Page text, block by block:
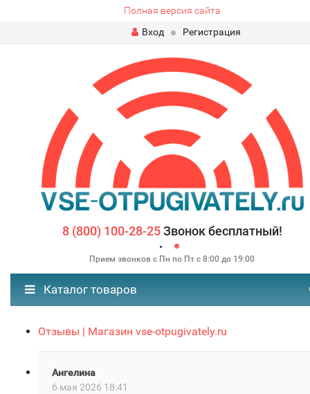
Полная версия сайта
Вход
Регистрация
8 (800) 100-28-25Звонок бесплатный!
Прием звонков с Пн по Пт с 8:00 до 19:00
Каталог товаров
Отзывы | Магазин vse-otpugivately.ru
Ангелина
6 мая 2026 18:41